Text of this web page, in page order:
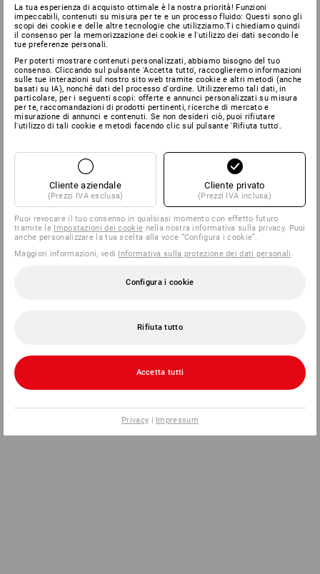
La tua esperienza di acquisto ottimale è la nostra priorità! Funzioni
impeccabili, contenuti su misura per te e un processo fluido: Questi sono gli
scopi dei cookie e delle altre tecnologie che utilizziamo.Ti chiediamo quindi
il consenso per la memorizzazione dei cookie e l'utilizzo dei dati secondo le
tue preferenze personali.
Per poterti mostrare contenuti personalizzati, abbiamo bisogno del tuo
consenso. Cliccando sul pulsante 'Accetta tutto', raccoglieremo informazioni
sulle tue interazioni sul nostro sito web tramite cookie e altri metodi (anche
basati su IA), nonché dati del processo d'ordine. Utilizzeremo tali dati, in
particolare, per i seguenti scopi: offerte e annunci personalizzati su misura
per te, raccomandazioni di prodotti pertinenti, ricerche di mercato e
misurazione di annunci e contenuti. Se non desideri ciò, puoi rifiutare
l'utilizzo di tali cookie e metodi facendo clic sul pulsante 'Rifiuta tutto'.
Cliente aziendale
(Prezzi IVA esclusa)
Cliente privato
(Prezzi IVA inclusa)
Puoi revocare il tuo consenso in qualsiasi momento con effetto futuro
tramite le Impostazioni dei cookie nella nostra informativa sulla privacy. Puoi
anche personalizzare la tua scelta alla voce “Configura i cookie”.
Maggiori informazioni, vedi Informativa sulla protezione dei dati personali
Configura i cookie
Rifiuta tutto
Accetta tutti
Privacy | Impressum